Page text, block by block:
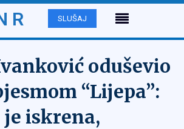
R SLUŠAJ
oduševio
“Lijepa”:
je iskrena,